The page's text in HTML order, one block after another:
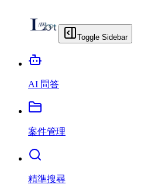
Toggle Sidebar
AI 問答
案件管理
精準搜尋